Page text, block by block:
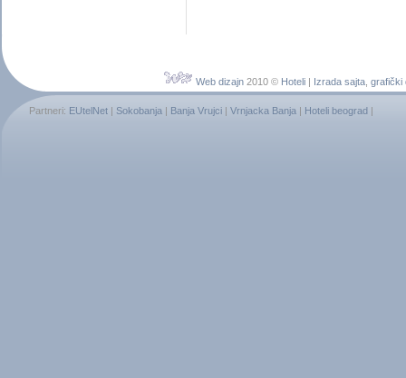
Web dizajn2010 © Hoteli| Izrada sajta, grafički
Partneri: EUtelNet Sokobanja Banja Vrujci Vrnjacka Banja Hoteli beograd